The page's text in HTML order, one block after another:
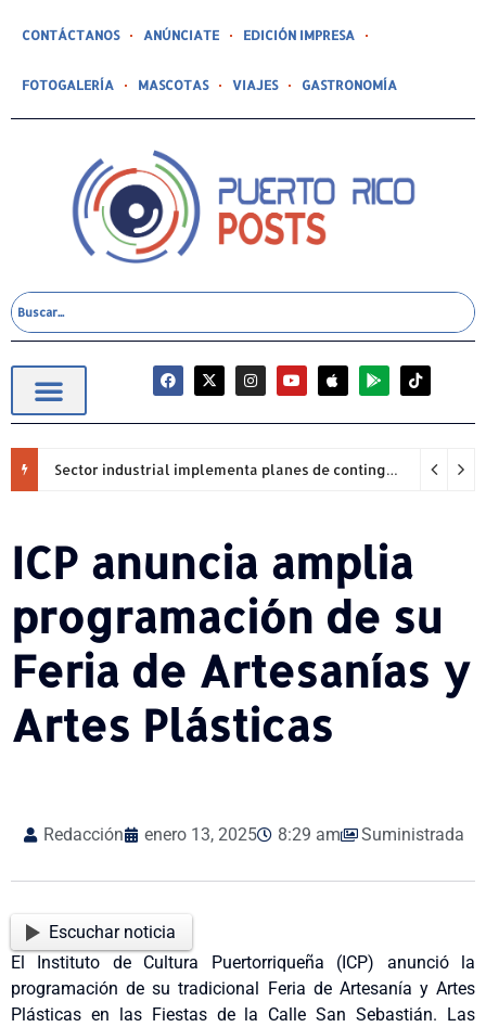
CONTÁCTANOS ANÚNCIATE EDICIÓN IMPRESA
FOTOGALERÍA MASCOTAS VIAJES GASTRONOMÍA
Sector industrial implementa planes de contingencia ante racionamiento de agua y hace un llamado a la eficiencia infraestructural
ICP anuncia amplia
programación de su
Feria de Artesanías y
Artes Plásticas
Redacción enero 13, 2025 8:29 am Suministrada
Escuchar noticia
El Instituto de Cultura Puertorriqueña (ICP) anunció la
programación de su tradicional Feria de Artesanía y Artes
Plásticas en las Fiestas de la Calle San Sebastián. Las